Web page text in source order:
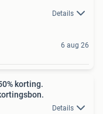
Details
6 aug 26
korting.
Details